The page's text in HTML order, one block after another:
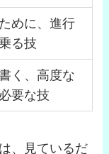
めに、進行
る技
く、高度な
要な技
、見ているだ